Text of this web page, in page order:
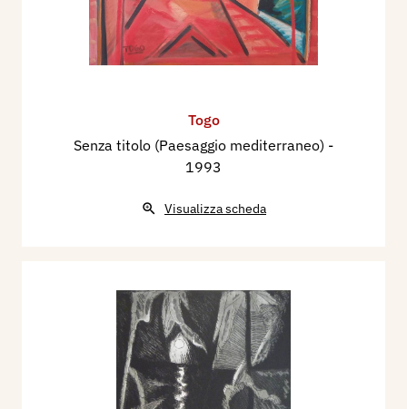
Togo
Senza titolo (Paesaggio mediterraneo) -
1993
Visualizza scheda